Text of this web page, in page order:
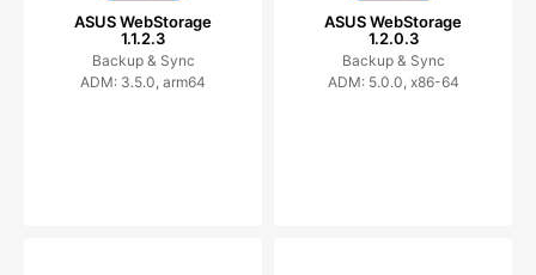
ASUS WebStorage
1.1.2.3
Backup & Sync
ADM: 3.5.0, arm64
ASUS WebStorage
1.2.0.3
Backup & Sync
ADM: 5.0.0, x86-64